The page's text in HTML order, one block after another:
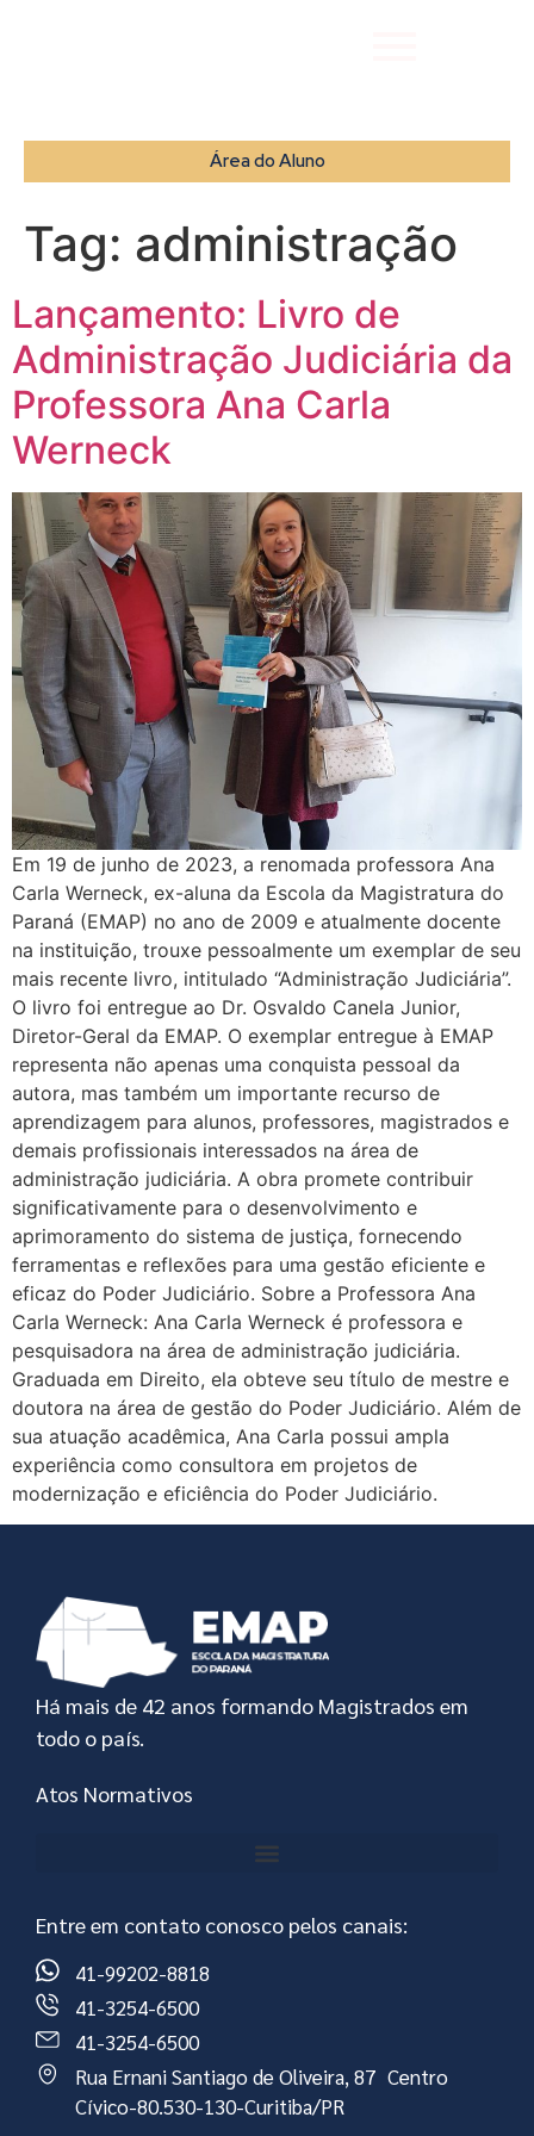
Área do Aluno
Tag: administração
Lançamento: Livro de
Administração Judiciária da
Professora Ana Carla
Werneck
Em 19 de junho de 2023, a renomada professora Ana
Carla Werneck, ex-aluna da Escola da Magistratura do
Paraná (EMAP) no ano de 2009 e atualmente docente
na instituição, trouxe pessoalmente um exemplar de seu
mais recente livro, intitulado “Administração Judiciária”.
O livro foi entregue ao Dr. Osvaldo Canela Junior,
Diretor-Geral da EMAP. O exemplar entregue à EMAP
representa não apenas uma conquista pessoal da
autora, mas também um importante recurso de
aprendizagem para alunos, professores, magistrados e
demais profissionais interessados na área de
administração judiciária. A obra promete contribuir
significativamente para o desenvolvimento e
aprimoramento do sistema de justiça, fornecendo
ferramentas e reflexões para uma gestão eficiente e
eficaz do Poder Judiciário. Sobre a Professora Ana
Carla Werneck: Ana Carla Werneck é professora e
pesquisadora na área de administração judiciária.
Graduada em Direito, ela obteve seu título de mestre e
doutora na área de gestão do Poder Judiciário. Além de
sua atuação acadêmica, Ana Carla possui ampla
experiência como consultora em projetos de
modernização e eficiência do Poder Judiciário.
Há mais de 42 anos formando Magistrados em
todo o país.
Atos Normativos
Entre em contato conosco pelos canais:
41-99202-8818
41-3254-6500
41-3254-6500
Rua Ernani Santiago de Oliveira, 87 Centro
Cívico-80.530-130-Curitiba/PR